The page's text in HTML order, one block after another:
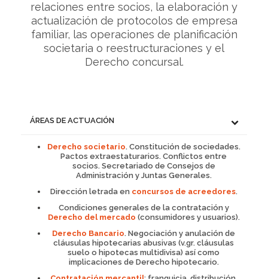
relaciones entre socios, la elaboración y
actualización de protocolos de empresa
familiar, las operaciones de planificación
societaria o reestructuraciones y el
Derecho concursal.
ÁREAS DE ACTUACIÓN
Derecho societario. Constitución de sociedades.
Pactos extraestaturarios. Conflictos entre
socios. Secretariado de Consejos de
Administración y Juntas Generales.
Dirección letrada en concursos de acreedores.
Condiciones generales de la contratación y
Derecho del mercado (consumidores y usuarios).
Derecho Bancario. Negociación y anulación de
cláusulas hipotecarias abusivas (v.gr. cláusulas
suelo o hipotecas multidivisa) así como
implicaciones de Derecho hipotecario.